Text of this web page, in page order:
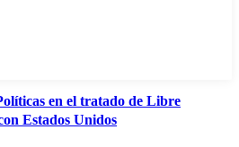
en el tratado de Libre
Estados Unidos